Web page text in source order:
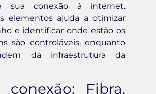
sua conexão à internet.
elementos ajuda a otimizar
e identificar onde estão os
são controláveis, enquanto
da infraestrutura da
Fibra,